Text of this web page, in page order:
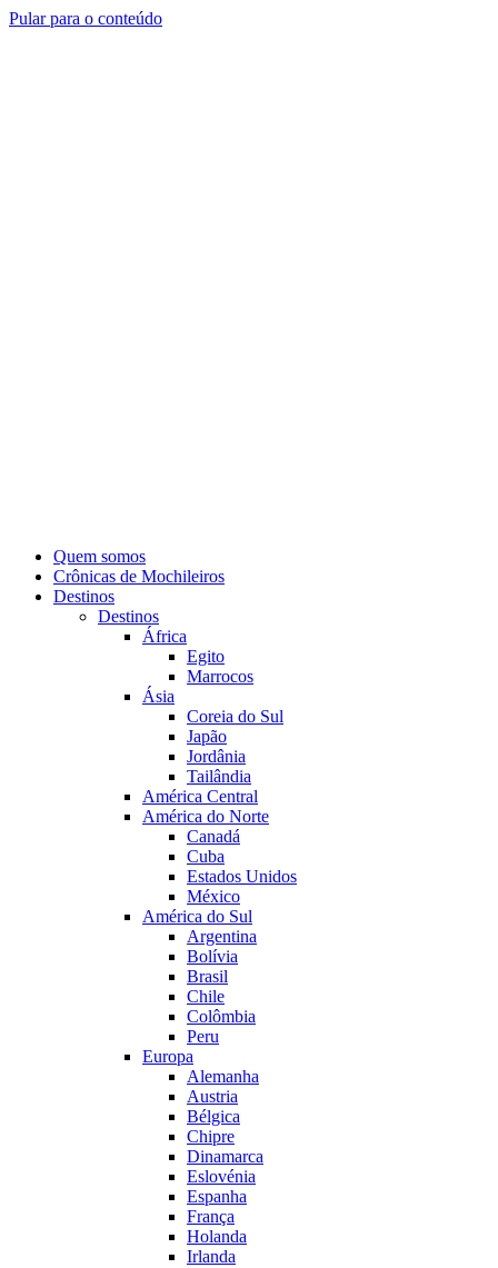
Pular para o conteúdo
Quem somos
Crônicas de Mochileiros
Destinos
Destinos
África
Egito
Marrocos
Ásia
Coreia do Sul
Japão
Jordânia
Tailândia
América Central
América do Norte
Canadá
Cuba
Estados Unidos
México
América do Sul
Argentina
Bolívia
Brasil
Chile
Colômbia
Peru
Europa
Alemanha
Austria
Bélgica
Chipre
Dinamarca
Eslovénia
Espanha
França
Holanda
Irlanda